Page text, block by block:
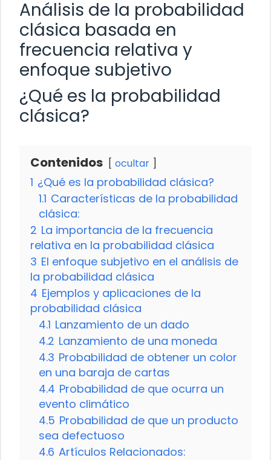
Análisis de la probabilidad
clásica basada en
frecuencia relativa y
enfoque subjetivo
¿Qué es la probabilidad
clásica?
Contenidos ocultar
1 ¿Qué es la probabilidad clásica?
1.1 Características de la probabilidad
clásica:
2 La importancia de la frecuencia
relativa en la probabilidad clásica
3 El enfoque subjetivo en el análisis de
la probabilidad clásica
4 Ejemplos y aplicaciones de la
probabilidad clásica
4.1 Lanzamiento de un dado
4.2 Lanzamiento de una moneda
4.3 Probabilidad de obtener un color
en una baraja de cartas
4.4 Probabilidad de que ocurra un
evento climático
4.5 Probabilidad de que un producto
sea defectuoso
4.6 Artículos Relacionados: